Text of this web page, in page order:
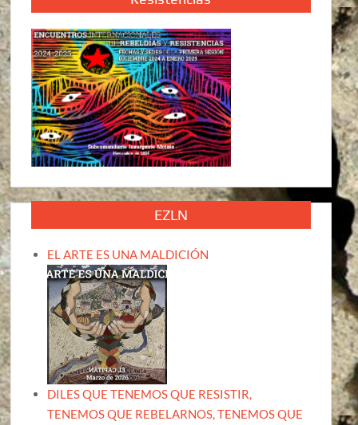
EZLN
EL ARTE ES UNA MALDICIÓN
DILES QUE TENEMOS QUE RESISTIR,
TENEMOS QUE REBELARNOS, TENEMOS QUE